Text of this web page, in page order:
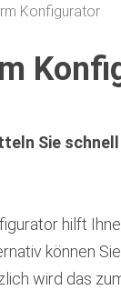
Konfigurator
Sie
hilft
können
wird das